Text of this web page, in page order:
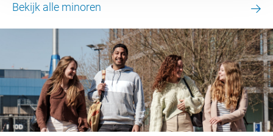
Bekijk alle minoren